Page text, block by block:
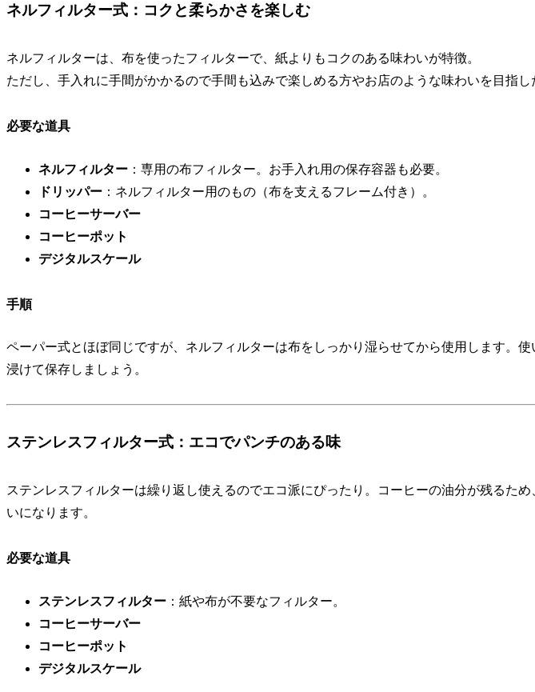
ネルフィルター式：コクと柔らかさを楽しむ
ネルフィルターは、布を使ったフィルターで、紙よりもコクのある味わいが特徴。
ただし、手入れに手間がかかるので手間も込みで楽しめる方やお店のような味わいを目指し
必要な道具
ネルフィルター ：専用の布フィルター。お手入れ用の保存容器も必要。
ドリッパー ：ネルフィルター用のもの（布を支えるフレーム付き）。
コーヒーサーバー
コーヒーポット
デジタルスケール
手順
ペーパー式とほぼ同じですが、ネルフィルターは布をしっかり湿らせてから使用します。
浸けて保存しましょう。
ステンレスフィルター式：エコでパンチのある味
ステンレスフィルターは繰り返し使えるのでエコ派にぴったり。コーヒーの油分が残るた
いになります。
必要な道具
ステンレスフィルター ：紙や布が不要なフィルター。
コーヒーサーバー
コーヒーポット
デジタルスケール